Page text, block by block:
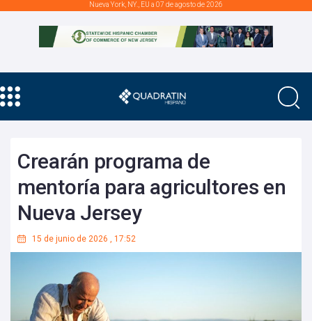
Nueva York, NY., EU a 07 de agosto de 2026
Crearán programa de
mentoría para agricultores en
Nueva Jersey
15 de junio de 2026 , 17:52